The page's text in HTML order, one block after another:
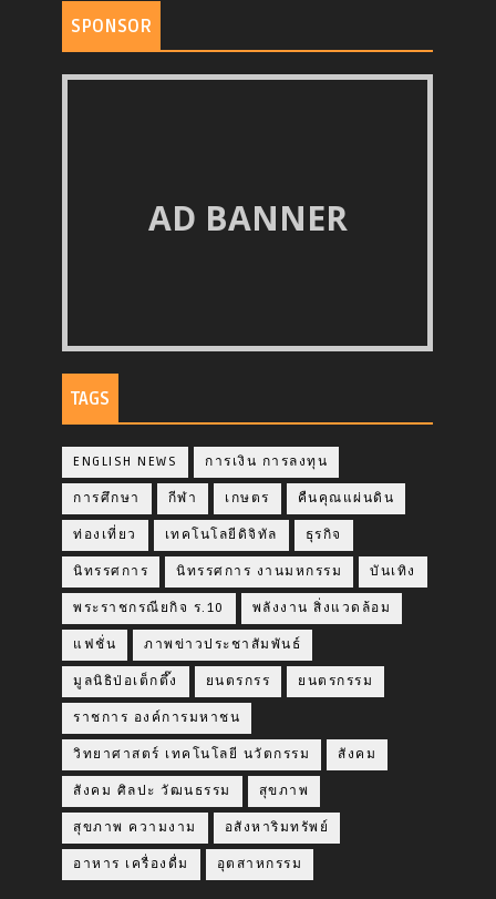
SPONSOR
AD BANNER
TAGS
ENGLISH NEWS การเงิน การลงทุน
การศึกษา กีฬา เกษตร คืนคุณแผ่นดิน
ท่องเที่ยว เทคโนโลยีดิจิทัล ธุรกิจ
นิทรรศการ นิทรรศการ งานมหกรรม บันเทิง
พระราชกรณียกิจ ร.10 พลังงาน สิ่งแวดล้อม
แฟชั่น ภาพข่าวประชาสัมพันธ์
มูลนิธิป่อเต็กตึ๊ง ยนตรกรร ยนตรกรรม
ราชการ องค์การมหาชน
วิทยาศาสตร์ เทคโนโลยี นวัตกรรม สังคม
สังคม ศิลปะ วัฒนธรรม สุขภาพ
สุขภาพ ความงาม อสังหาริมทรัพย์
อาหาร เครื่องดื่ม อุตสาหกรรม